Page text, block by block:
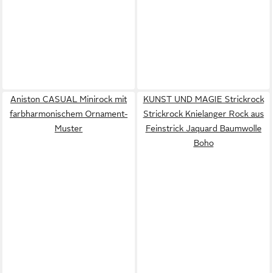
Aniston CASUAL Minirock mit
farbharmonischem Ornament-
Muster
KUNST UND MAGIE Strickrock
Strickrock Knielanger Rock aus
Feinstrick Jaquard Baumwolle
Boho